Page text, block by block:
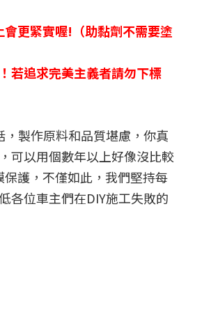
更緊實喔!（助黏劑不需要塗
若追求完美主義者請勿下標
製作原料和品質堪慮，你真
可以用個數年以上好像沒比較
護，不僅如此，我們堅持每
各位車主們在DIY施工失敗的